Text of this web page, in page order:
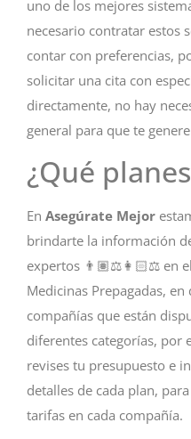
uno de los mejores
necesario contratar estos
contar con preferencias,
solicitar una cita con
directamente, no hay
general para que te
¿Qué
En Asegúrate Mejor
brindarte la información
expertos 👨🏽⚖️👩🏻⚖️ en
Medicinas Prepagadas,
compañías que están
diferentes categorías, por
revises tu presupuesto e
detalles de cada plan,
tarifas en cada compañía.